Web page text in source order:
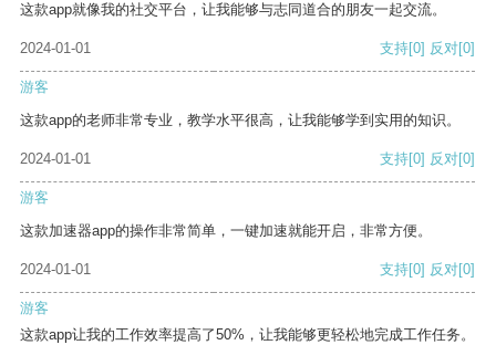
这款app就像我的社交平台，让我能够与志同道合的朋友一起交流。
2024-01-01 支持[0] 反对[0]
游客
这款app的老师非常专业，教学水平很高，让我能够学到实用的知识。
2024-01-01 支持[0] 反对[0]
游客
这款加速器app的操作非常简单，一键加速就能开启，非常方便。
2024-01-01 支持[0] 反对[0]
游客
这款app让我的工作效率提高了50%，让我能够更轻松地完成工作任务。